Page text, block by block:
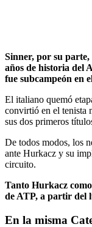
Sinner, por su parte,
años de historia del
fue subcampeón en
El italiano quemó
convirtió en el tenista
sus dos primeros
De todos modos, los
ante Hurkacz y su
circuito.
Tanto Hurkacz
de ATP, a partir del
En la misma